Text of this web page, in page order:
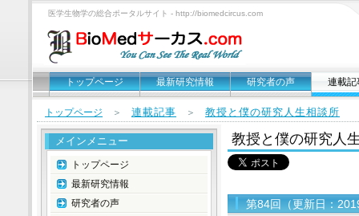
医学生物学の総合ポータルサイト - http://biomedcircus.com
トップページ 最新研究情報 研究者の声 連載記
トップページ ＞ 連載記事 ＞ 教授と僕の研究人生相談所
教授と僕の研究人
第84回（更新日：
メインメニュー
トップページ
最新研究情報
研究者の声